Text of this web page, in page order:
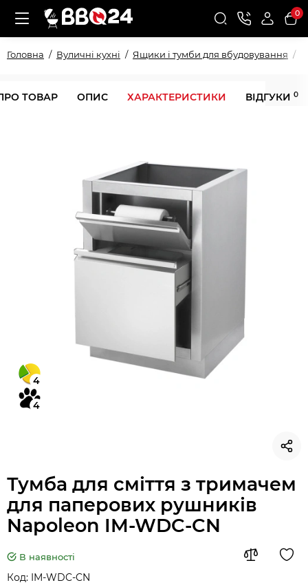
0
Головна Вуличні кухні Ящики і тумби для вбудовування
ТОВАР ОПИС ХАРАКТЕРИСТИКИ ВІДГУКИ 0
4
4
Тумба для сміття з тримачем
для паперових рушників
Napoleon IM-WDC-CN
В наявності
Код: IM-WDC-CN